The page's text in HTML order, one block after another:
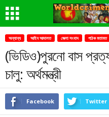
অন্যান্য আইন আদালত জেলা সংবাদ পাঠক মতামত
(ভিডিও)পুরনো বাস
চালু: অর্থমন্ত্রী
Facebook Twitter